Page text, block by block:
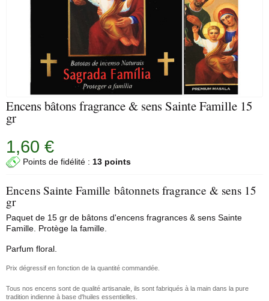
Encens bâtons fragrance & sens Sainte Famille 15
gr
1,60 €
Points de fidélité : 13 points
Encens Sainte Famille bâtonnets fragrance & sens 15
gr
Paquet de 15 gr de bâtons d'encens fragrances & sens Sainte
Famille. Protège la famille.
Parfum floral.
Prix dégressif en fonction de la quantité commandée.
Tous nos encens sont de qualité artisanale, ils sont fabriqués à la main dans la pure
tradition indienne à base d'huiles essentielles.